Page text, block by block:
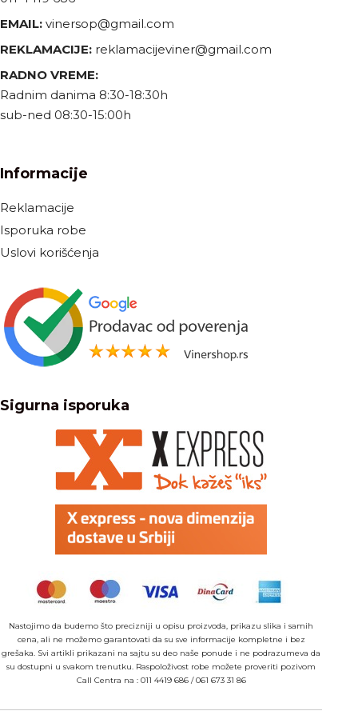
EMAIL: vinersop@gmail.com
REKLAMACIJE: reklamacijeviner@gmail.com
RADNO VREME:
Radnim danima 8:30-18:30h
sub-ned 08:30-15:00h
Informacije
Reklamacije
Isporuka robe
Uslovi korišćenja
Sigurna isporuka
Nastojimo da budemo što precizniji u opisu proizvoda, prikazu slika i samih
cena, ali ne možemo garantovati da su sve informacije kompletne i bez
grešaka. Svi artikli prikazani na sajtu su deo naše ponude i ne podrazumeva da
su dostupni u svakom trenutku. Raspoloživost robe možete proveriti pozivom
Call Centra na : 011 4419 686/061 673 31 86